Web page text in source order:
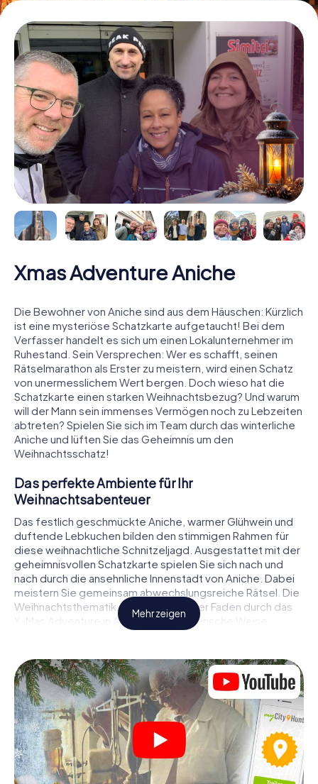
Xmas Adventure Aniche
Die Bewohner von Aniche sind aus dem Häuschen: Kürzlich
ist eine mysteriöse Schatzkarte aufgetaucht! Bei dem
Verfasser handelt es sich um einen Lokalunternehmer im
Ruhestand. Sein Versprechen: Wer es schafft, seinen
Rätselmarathon als Erster zu meistern, wird einen Schatz
von unermesslichem Wert bergen. Doch wieso hat die
Schatzkarte einen starken Weihnachtsbezug? Und warum
will der Mann sein immenses Vermögen noch zu Lebzeiten
abtreten? Spielen Sie sich im Team durch das winterliche
Aniche und lüften Sie das Geheimnis um den
Weihnachtsschatz!
Das perfekte Ambiente für Ihr
Weihnachtsabenteuer
Das festlich geschmückte Aniche, warmer Glühwein und
duftende Lebkuchen bilden den stimmigen Rahmen für
diese weihnachtliche Schnitzeljagd. Ausgestattet mit der
geheimnisvollen Schatzkarte spielen Sie sich nach und
nach durch die ansehnliche Innenstadt von Aniche. Dabei
meistern Sie gemeinsam abwechslungsreiche Rätsel. Die
Weihnachtsthematik zieht sich als roter Faden durch das
X-Mas Adventure in Aniche. Auf spielerische Weise
erfahren Sie faszinierende Anekdoten rund um das
Hinweise richtig zu deuten und anderen Schatzsuchern
stets einen Schritt voraus zu sein?
Der Weihnachtsmarkt von Aniche als
Zwischenstopp
Stellen Sie ein kompetentes Team aus Freunden oder
Familienmitgliedern zusammen und begeben Sie sich
gemeinsam auf eine weihnachtliche Rätseltour durch
Mehr zeigen